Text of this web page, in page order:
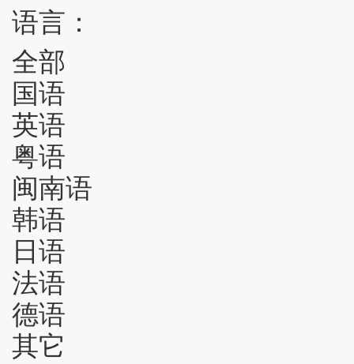
语言：
全部
国语
英语
粤语
闽南语
韩语
日语
法语
德语
其它